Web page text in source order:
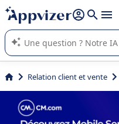
répondre (plusieurs lignes avec
L'IA de Appvizer vous guide
logiciel SaaS en entreprise.
Relation client et vente